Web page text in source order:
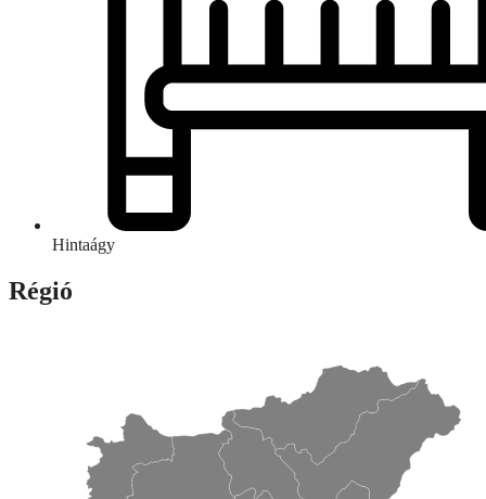
Hintaágy
Régió